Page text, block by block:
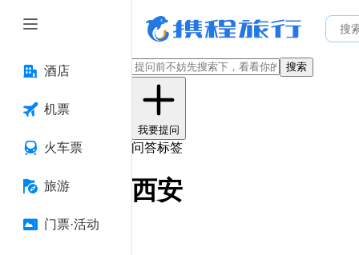
酒店
机票
火车票
旅游
门票·活动
搜索
我要提问
问答标签
西安